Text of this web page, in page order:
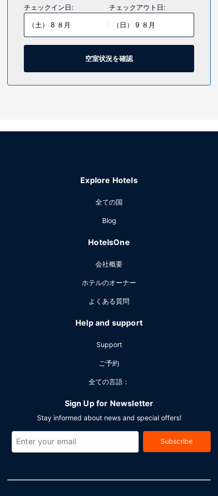
全部で 350 ある冷房完備の客室には冷蔵庫、電子レンジなど
が備わっており、ゆっくりおくつろぎいただけます。各客室
には、専用のバルコニーがあります。37 インチの液晶テレビ
でケーブルをご覧いただけるほか、有線インターネットアク
セス (有料)などもご利用いただけます。バスルームには、デ
ザイナーバスアメニティ、ヘアドライヤーがあります。
施設
マッサージ、ボディ トリートメント、フェイシャル トリート
他の設備としてこのホテルでは、コンシェルジュ サービス、
RWSBでアメリカ料理はいかがでしょうか。このレストラン
す。客室でルームサービス (営業時間限定)も利用できます。
におくつろぎいただけます。フル ブレックファストを毎日
24 時間対応ビジネスセンター、エクスプレス チェックイ
イアミ ビーチでのイベント開催には、このホテル の会議スペ
ース、5 室の会議室など総面積 742 平方メートル (7987 平方
フィート) のイベント設備をご利用いただけます。
チェックイン日:
（土） 8 ８月
チェックアウト日:
（日） 9 ８月
空室状況を確認
Explore Hotels
全ての国
Blog
HotelsOne
会社概要
ホテルのオーナー
よくある質問
Help and support
Support
ご予約
全ての言語：
Sign Up for Newsletter
Stay informed about news and special offers!
Subscribe